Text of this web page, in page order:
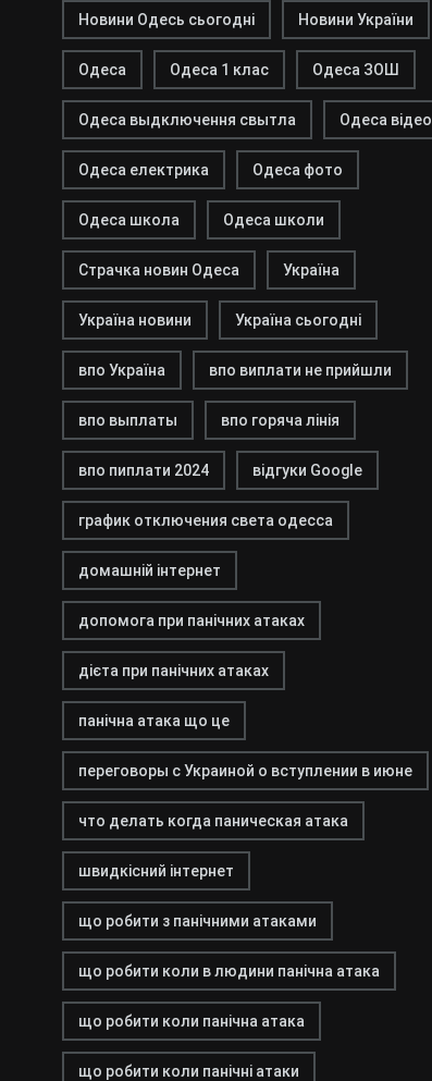
Новини Одесь сьогодні Новини України
Одеса Одеса 1 клас Одеса ЗОШ
Одеса выдключення свытла Одеса відео
Одеса електрика Одеса фото
Одеса школа Одеса школи
Страчка новин Одеса Україна
Україна новини Україна сьогодні
впо Україна впо виплати не прийшли
впо выплаты впо горяча лінія
впо пиплати 2024 відгуки Google
график отключения света одесса
домашній інтернет
допомога при панічних атаках
дієта при панічних атаках
панічна атака що це
переговоры с Украиной о вступлении в июне
что делать когда паническая атака
швидкісний інтернет
що робити з панічними атаками
що робити коли в людини панічна атака
що робити коли панічна атака
що робити коли панічні атаки